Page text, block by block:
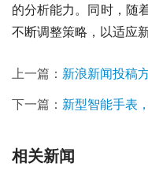
的分析能力。同时，随
不断调整策略，以适应
上一篇： 新浪新闻投稿
下一篇： 新型智能手表
相关新闻